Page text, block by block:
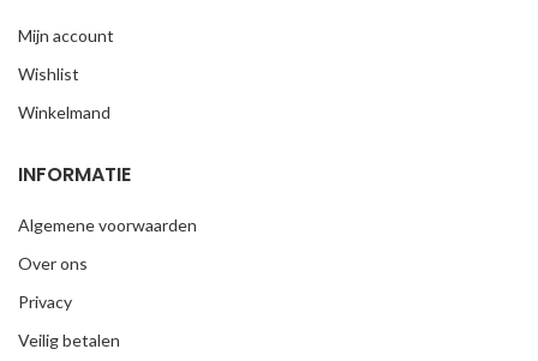
Mijn account
Wishlist
Winkelmand
INFORMATIE
Algemene voorwaarden
Over ons
Privacy
Veilig betalen